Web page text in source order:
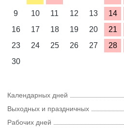
9
10 11 12 13 14
16
17 18 19 20 21
23
24 25 26 27 28
30
Календарных дней
Выходных и праздничных
Рабочих дней